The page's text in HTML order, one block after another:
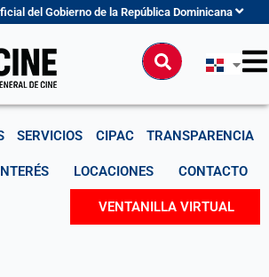
del Gobierno de la República Dominicana
Buscar
SERVICIOS CIPAC TRANSPARENCIA
LOCACIONES CONTACTO
VENTANILLA VIRTUAL